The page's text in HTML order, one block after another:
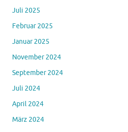
Juli 2025
Februar 2025
Januar 2025
November 2024
September 2024
Juli 2024
April 2024
März 2024